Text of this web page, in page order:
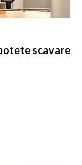
scavare